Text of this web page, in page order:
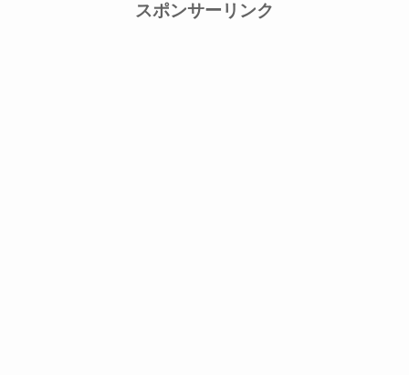
スポンサーリンク